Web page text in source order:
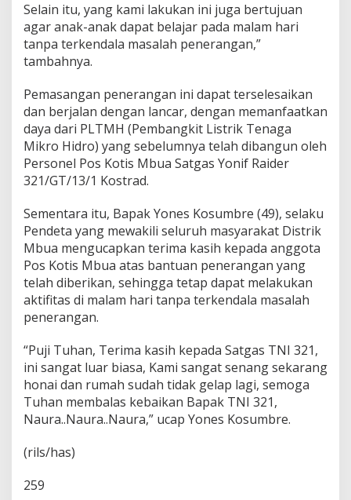
u
n
u
n
Selain itu, yang kami lakukan ini juga bertujuan
agar anak-anak dapat belajar pada malam hari
tanpa terkendala masalah penerangan,”
tambahnya.
Pemasangan penerangan ini dapat terselesaikan
dan berjalan dengan lancar, dengan memanfaatkan
daya dari PLTMH (Pembangkit Listrik Tenaga
Mikro Hidro) yang sebelumnya telah dibangun oleh
Personel Pos Kotis Mbua Satgas Yonif Raider
321/GT/13/1 Kostrad.
Sementara itu, Bapak Yones Kosumbre (49), selaku
Pendeta yang mewakili seluruh masyarakat Distrik
Mbua mengucapkan terima kasih kepada anggota
Pos Kotis Mbua atas bantuan penerangan yang
telah diberikan, sehingga tetap dapat melakukan
aktifitas di malam hari tanpa terkendala masalah
penerangan.
“Puji Tuhan, Terima kasih kepada Satgas TNI 321,
ini sangat luar biasa, Kami sangat senang sekarang
honai dan rumah sudah tidak gelap lagi, semoga
Tuhan membalas kebaikan Bapak TNI 321,
Naura..Naura..Naura,” ucap Yones Kosumbre.
(rils/has)
259